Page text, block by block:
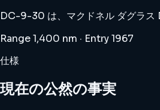
DC-9-30 は、マクドネル ダグラス
Range 1,400 nm · Entry 1967
仕様
現在の公然の事実